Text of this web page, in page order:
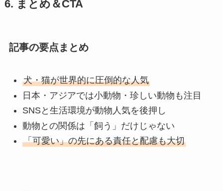
6. まとめ＆CTA
記事の要点まとめ
犬・猫が世界的に圧倒的な人気
日本・アジアでは小動物・珍しい動物も注目
SNSと生活環境が動物人気を後押し
動物との関係は「飼う」だけじゃない
「可愛い」の先にある責任と配慮も大切